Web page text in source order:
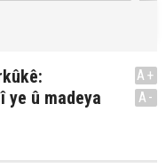
ye û madeya
A+
A-